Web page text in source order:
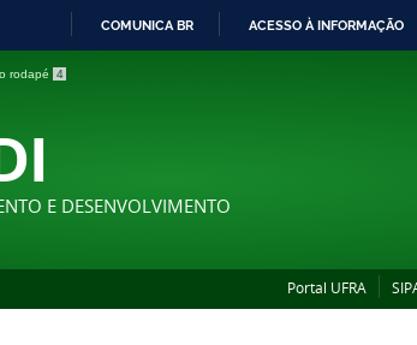
COMUNICA BR ACESSO À INFORMAÇÃO
rodapé 4
E DESENVOLVIMENTO
Portal UFRA